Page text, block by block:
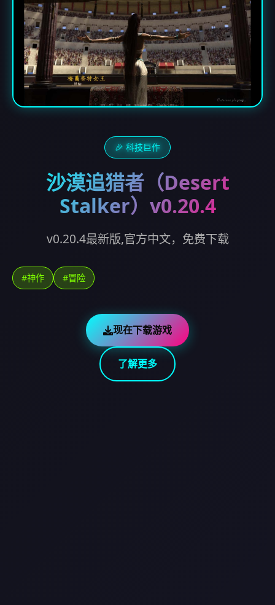
🎉 科技巨作
沙漠追猎者（Desert
Stalker）v0.20.4
v0.20.4最新版,官方中文，免费下载
#神作 #冒险
现在下载游戏
了解更多